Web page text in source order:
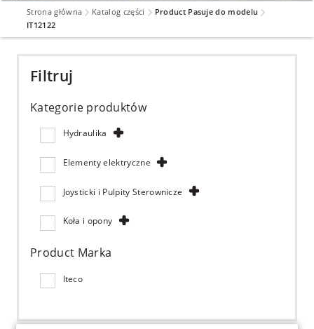
Strona główna Katalog części
Product Pasuje do modelu
IT12122
Filtruj
Kategorie produktów
Hydraulika
Elementy elektryczne
Joysticki i Pulpity Sterownicze
Koła i opony
Product Marka
Iteco